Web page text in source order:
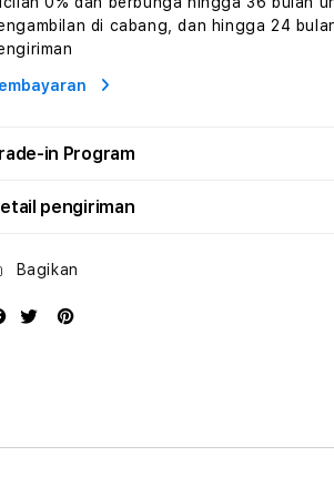
dan
Solusi
Energi
dan
Solusi
di cabang, dan hingga 24
in Program
pengiriman
Bagikan